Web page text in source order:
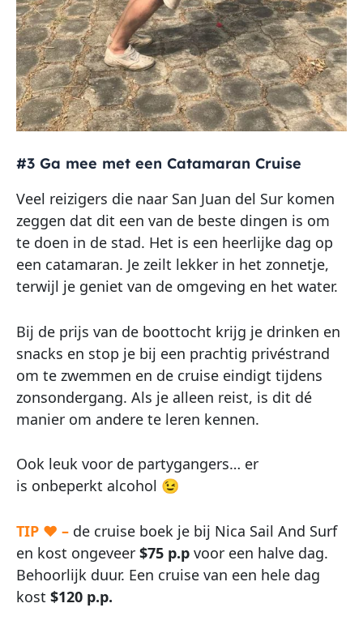
#3 Ga mee met een Catamaran Cruise
Veel reizigers die naar San Juan del Sur komen
zeggen dat dit een van de beste dingen is om
te doen in de stad. Het is een heerlijke dag op
een catamaran. Je zeilt lekker in het zonnetje,
terwijl je geniet van de omgeving en het water.
Bij de prijs van de boottocht krijg je drinken en
snacks en stop je bij een prachtig privéstrand
om te zwemmen en de cruise eindigt tijdens
zonsondergang. Als je alleen reist, is dit dé
manier om andere te leren kennen.
Ook leuk voor de partygangers… er
is onbeperkt alcohol 😉
TIP ♥ – de cruise boek je bij Nica Sail And Surf
en kost ongeveer $75 p.p voor een halve dag.
Behoorlijk duur. Een cruise van een hele dag
kost $120 p.p.